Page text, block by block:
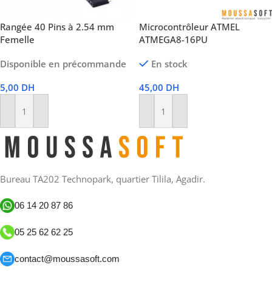
Rangée 40 Pins à 2.54 mm
Femelle
Disponible en précommande
5,00 DH
Ajouter Au Panier
Microcontrôleur ATMEL
ATMEGA8-16PU
En stock
45,00 DH
Ajouter Au Panier
Bureau TA202 Technopark, quartier Tilila, Agadir.
06 14 20 87 86
05 25 62 62 25
contact@moussasoft.com